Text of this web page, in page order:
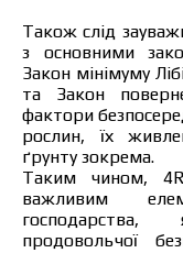
Також слід
з основними
Закон мінімуму
та Закон
фактори
рослин, їх
ґрунту зокрема.
Таким чином,
важливим
продовольчої